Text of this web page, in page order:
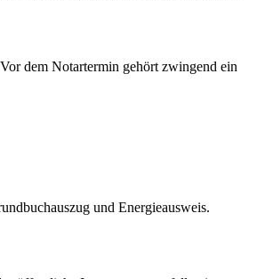
dem Notartermin gehört zwingend ein
und Energieausweis.